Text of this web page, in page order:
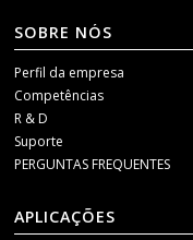
SOBRE NÓS
Perfil da empresa
Competências
R & D
Suporte
PERGUNTAS FREQUENTES
APLICAÇÕES